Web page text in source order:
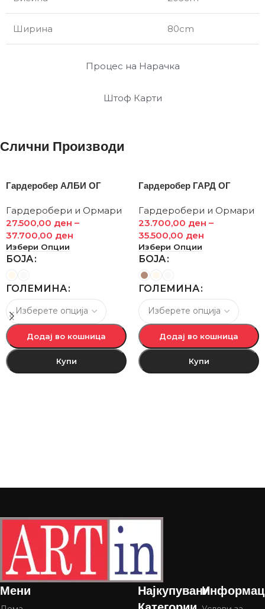
Процес на Нарачка
Штоф Карти
Ширина 80cm
Слични Производи
Гардеробер АЛБИ ОГ
Гардеробери и Ормари
27.500,00 ден –
37.700,00 ден
Избери Опции
БОЈА
ГОЛЕМИНА
Додај во кошница
Купи
Гардеробер ГАРД ОГ
Гардеробери и Ормари
23.700,00 ден –
35.500,00 ден
Избери Опции
БОЈА
ГОЛЕМИНА
Додај во кошница
Купи
Мени
Најкупувани